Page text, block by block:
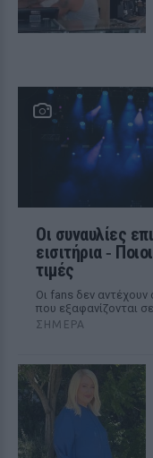
Οι συναυλίες
εισιτήρια ‑
τιμές
Οι fans δεν αντέχουν
που εξαφανίζονται
ΣΉΜΕΡΑ